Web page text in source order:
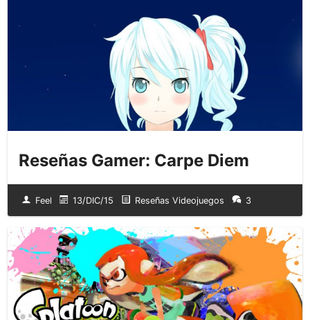
Reseñas Gamer: Carpe Diem
Feel 13/DIC/15 Reseñas Videojuegos 3